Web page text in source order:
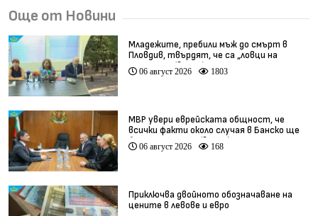
Още от Новини
Младежите, пребили мъж до смърт в
Пловдив, твърдят, че са „ловци на
педофили” (видео)
06 август 2026 1803
МВР увери еврейската общност, че
всички факти около случая в Банско ще
бъдат изяснени (видео)
06 август 2026 168
Приключва двойното обозначаване на
цените в левове и евро